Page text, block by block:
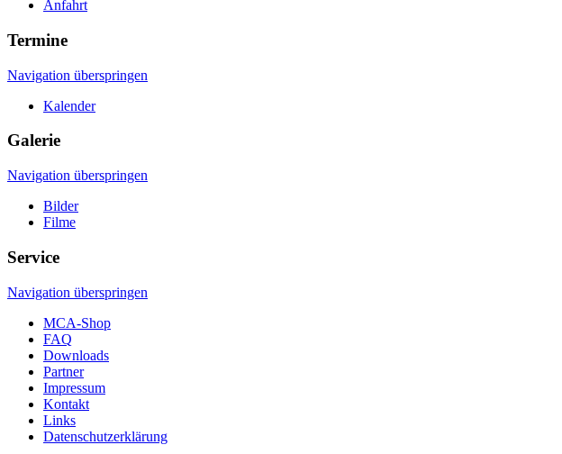
Anfahrt
Termine
Navigation überspringen
Kalender
Galerie
Navigation überspringen
Bilder
Filme
Service
Navigation überspringen
MCA-Shop
FAQ
Downloads
Partner
Impressum
Kontakt
Links
Datenschutzerklärung